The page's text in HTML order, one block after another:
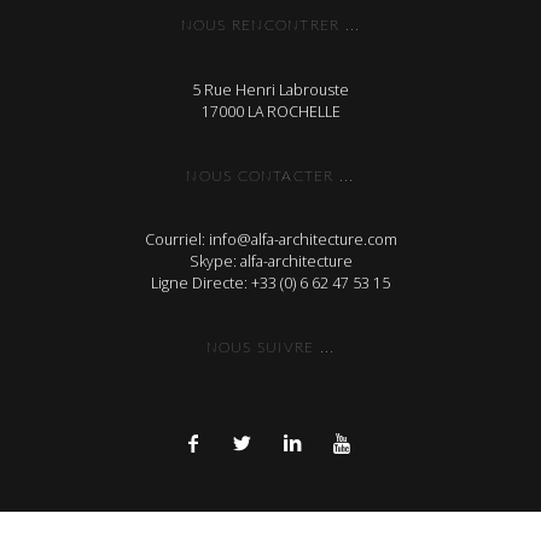
NOUS RENCONTRER ...
5 Rue Henri Labrouste
17000 LA ROCHELLE
NOUS CONTACTER ...
Courriel: info@alfa-architecture.com
Skype: alfa-architecture
Ligne Directe: +33 (0) 6 62 47 53 15
NOUS SUIVRE ...